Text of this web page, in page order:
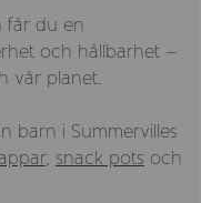
får du en
och hållbarhet –
vår planet.
barn i Summervilles
, snack pots och